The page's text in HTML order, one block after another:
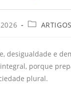
ARTIGOS
desigualdade e
porque
plural.